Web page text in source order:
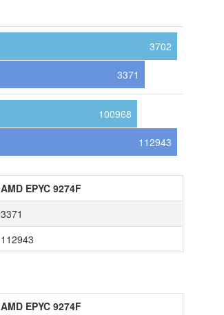
3702
3371
100968
112943
AMD EPYC 9274F
3371
112943
AMD EPYC 9274F